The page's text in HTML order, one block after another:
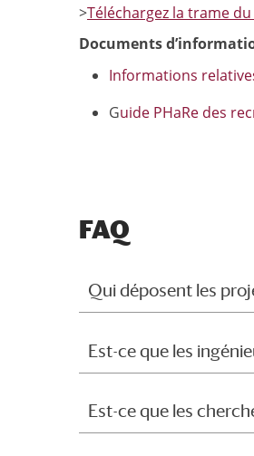
>Téléchargez la trame
Documents
Informations
Guide PHaRe des
FAQ
Qui déposent les
Est-ce que les
Est-ce que les